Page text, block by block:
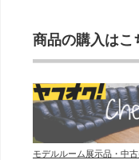
商品の購入はこ
モデルルーム展示品・中